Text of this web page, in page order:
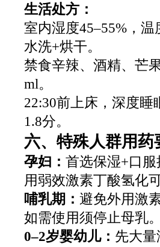
生活处方：
室内湿度45–55%，温
水洗+烘干。
禁食辛辣、酒精、芒
ml。
22:30前上床，深度
1.8分。
六、特殊人群用药
孕妇： 首选保湿+口
用弱效激素丁酸氢化
哺乳期： 避免外用激
如需使用须停止母乳。
0–2岁婴幼儿： 先大量